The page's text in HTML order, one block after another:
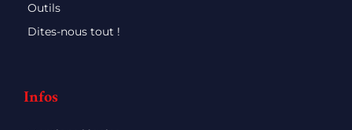
Outils
Dites-nous tout !
Infos